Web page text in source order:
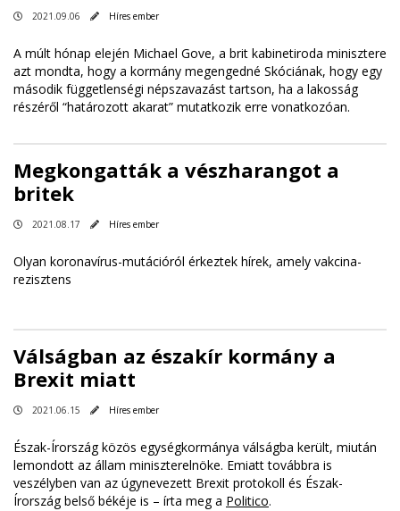
2021.09.06 Híres ember
A múlt hónap elején Michael Gove, a brit kabinetiroda minisztere
azt mondta, hogy a kormány megengedné Skóciának, hogy egy
második függetlenségi népszavazást tartson, ha a lakosság
részéről “határozott akarat” mutatkozik erre vonatkozóan.
Megkongatták a vészharangot a
britek
2021.08.17 Híres ember
Olyan koronavírus-mutációról érkeztek hírek, amely vakcina-
rezisztens
Válságban az északír kormány a
Brexit miatt
2021.06.15 Híres ember
Észak-Írország közös egységkormánya válságba került, miután
lemondott az állam miniszterelnöke. Emiatt továbbra is
veszélyben van az úgynevezett Brexit protokoll és Észak-
Írország belső békéje is – írta meg a Politico.